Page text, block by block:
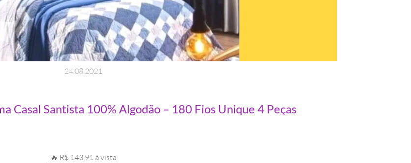
24.08.2021
Casal Santista 100% Algodão – 180 Fios Unique 4 Peças
🔥 R$ 143,91 à vista